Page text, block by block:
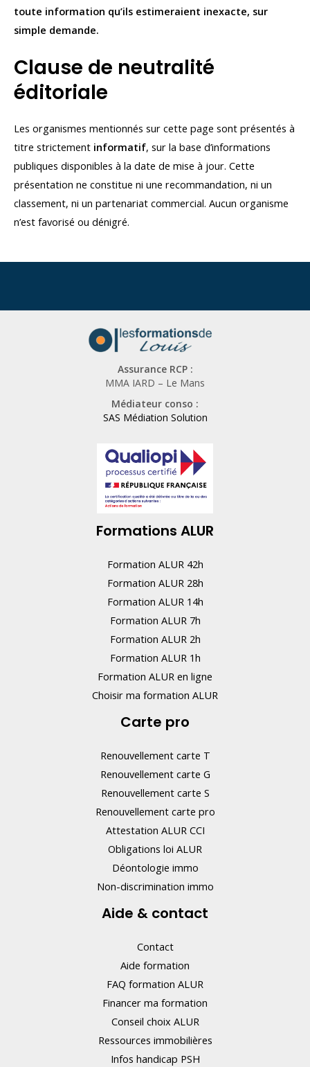
toute information qu’ils estimeraient inexacte, sur
simple demande.
Clause de neutralité
éditoriale
Les organismes mentionnés sur cette page sont présentés à
titre strictement informatif, sur la base d’informations
publiques disponibles à la date de mise à jour. Cette
présentation ne constitue ni une recommandation, ni un
classement, ni un partenariat commercial. Aucun organisme
n’est favorisé ou dénigré.
Assurance RCP :
MMA IARD – Le Mans
Médiateur conso :
SAS Médiation Solution
Formations ALUR
Formation ALUR 42h
Formation ALUR 28h
Formation ALUR 14h
Formation ALUR 7h
Formation ALUR 2h
Formation ALUR 1h
Formation ALUR en ligne
Choisir ma formation ALUR
Carte pro
Renouvellement carte T
Renouvellement carte G
Renouvellement carte S
Renouvellement carte pro
Attestation ALUR CCI
Obligations loi ALUR
Déontologie immo
Non-discrimination immo
Aide & contact
Contact
Aide formation
FAQ formation ALUR
Financer ma formation
Conseil choix ALUR
Ressources immobilières
Infos handicap PSH